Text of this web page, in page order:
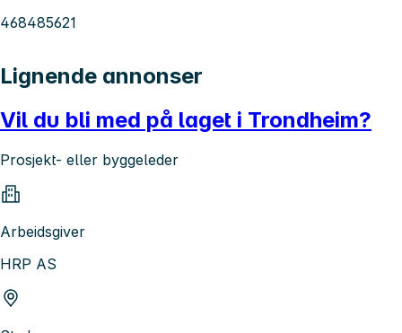
468485621
Lignende annonser
Vil du bli med på laget i Trondheim?
Prosjekt- eller byggeleder
Arbeidsgiver
HRP AS